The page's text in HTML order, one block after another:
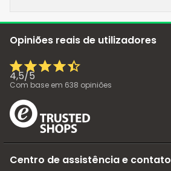
Opiniões reais de utilizadores
4,5/5
Com base em 638 opiniões
Centro de assistência e contato